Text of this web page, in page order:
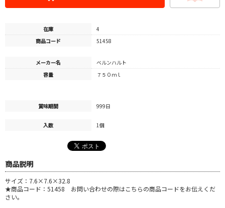
在庫
4
商品コード
51458
メーカー名
ベルンハルト
容量
７５０ｍｌ
賞味期間 999日
入数 1個
商品説明
サイズ：7.6×7.6×32.8
★商品コード：51458 お問い合わせの際はこちらの商品コードをお伝えくだ
さい。